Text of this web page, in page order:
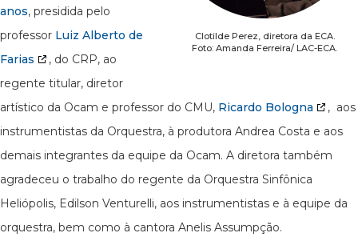
Clotilde Perez, diretora da ECA.
Foto: Amanda Ferreira/ LAC-ECA.
anos, presidida pelo
professor Luiz Alberto de
Farias
, do CRP, ao
regente titular, diretor
artístico da Ocam e professor do CMU, Ricardo Bologna
, aos
instrumentistas da Orquestra, à produtora Andrea Costa e aos
demais integrantes da equipe da Ocam. A diretora também
agradeceu o trabalho do regente da Orquestra Sinfônica
Heliópolis, Edilson Venturelli, aos instrumentistas e à equipe da
orquestra, bem como à cantora Anelis Assumpção.